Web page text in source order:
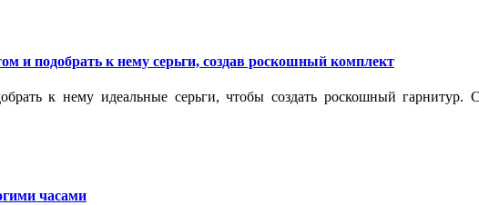
и подобрать к нему серьги, создав роскошный комплект
к нему идеальные серьги, чтобы создать роскошный гарнитур.
часами